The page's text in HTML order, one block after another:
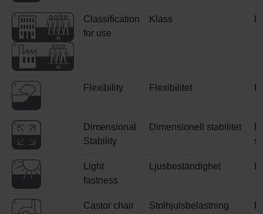
Classification
for use
Klass
Flexibility Flexibilitet
Dimensional
Stability
Dimensionell stabilitet
Light
fastness
Ljusbeständighet
Castor chair
Stolhjulsbelastning